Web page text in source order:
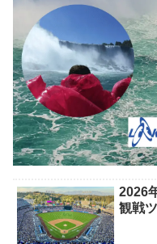
2026
観戦